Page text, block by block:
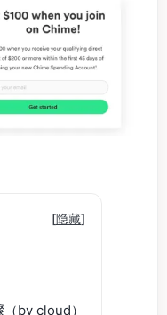
[隐藏]
by cloud）